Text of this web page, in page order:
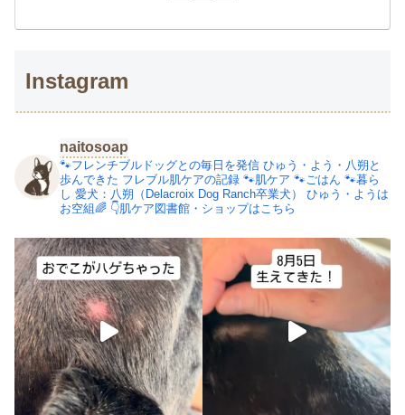
Instagram
naitosoap
🐾フレンチブルドッグとの毎日を発信 ひゅう・よう・八朔と
歩んできた フレブル肌ケアの記録 🐾肌ケア 🐾ごはん 🐾暮ら
し 愛犬：八朔（Delacroix Dog Ranch卒業犬）
ひゅう・ようは
お空組🌈 👇肌ケア図書館・ショップはこちら